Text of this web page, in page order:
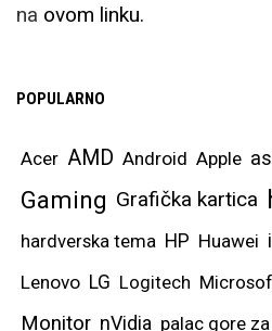
na ovom linku.
POPULARNO
Acer AMD Android Apple
Gaming Grafička kartica
hardverska tema HP Huawei
Lenovo LG Logitech
Monitor nVidia palac gore